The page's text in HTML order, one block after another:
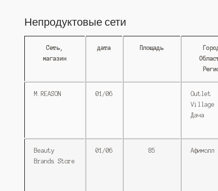
Непродуктовые сети
Сеть,
магазин
дата Площадь
M.REASON 01/06
Outlet
Village
Дача
Beauty
Brands Store
01/06 85 Афимолл